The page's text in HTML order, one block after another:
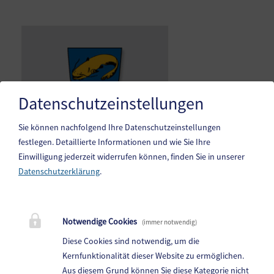
10. Oktoberstr. 1, 9551 Bodensdorf am Ossiacher See
Telefon:
04243 83 83 0
Fax: 04243 83 83 30
Datenschutzeinstellungen
Sie können nachfolgend Ihre Datenschutzeinstellungen
festlegen. Detaillierte Informationen und wie Sie Ihre
Einwilligung jederzeit widerrufen können, finden Sie in unserer
Datenschutzerklärung.
Notwendige Cookies (immer notwendig)
Diese Cookies sind notwendig, um die
Kernfunktionalität dieser Website zu ermöglichen.
Aus diesem Grund können Sie diese Kategorie nicht